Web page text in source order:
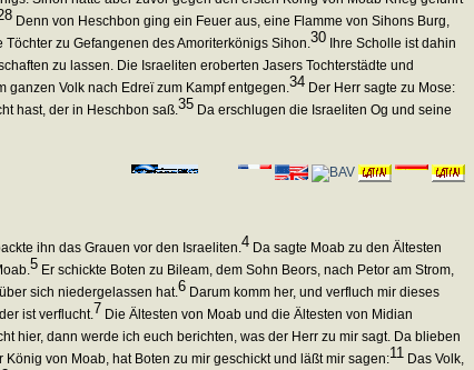
Denn von Heschbon ging ein Feuer aus, eine Flamme von Sihons Burg,
zu Gefangenen des Amoriterkönigs Sihon.30 Ihre Scholle ist dahin
zu lassen. Die Israeliten eroberten Jasers Tochterstädte und
ganzen Volk nach Edreï zum Kampf entgegen.34 Der Herr sagte zu Mose:
hast, der in Heschbon saß.35 Da erschlugen die Israeliten Og und seine
ihn das Grauen vor den Israeliten. 4 Da sagte Moab zu den Ältesten
5 Er schickte Boten zu Bileam, dem Sohn Beors, nach Petor am Strom,
sich niedergelassen hat.6 Darum komm her, und verfluch mir dieses
ist verflucht.7 Die Ältesten von Moab und die Ältesten von Midian
hier, dann werde ich euch berichten, was der Herr zu mir sagt. Da blieben
von Moab, hat Boten zu mir geschickt und läßt mir sagen:11 Das Volk,